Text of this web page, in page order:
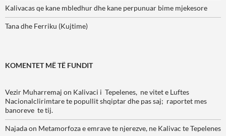
Kalivacas qe kane mbledhur dhe kane perpunuar bime mjekesore
Tana dhe Ferriku (Kujtime)
KOMENTET MË TË FUNDIT
Vezir Muharremaj on Kalivaci i Tepelenes, ne vitet e Luftes
Nacionalclirimtare te popullit shqiptar dhe pas saj; raportet mes
banoreve te tij.
Najadaon Metamorfoza e emrave te njerezve, ne Kalivac te Tepelenes